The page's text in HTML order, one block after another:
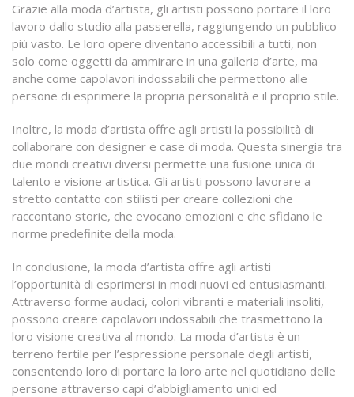
Grazie alla moda d’artista, gli artisti possono portare il loro
lavoro dallo studio alla passerella, raggiungendo un pubblico
più vasto. Le loro opere diventano accessibili a tutti, non
solo come oggetti da ammirare in una galleria d’arte, ma
anche come capolavori indossabili che permettono alle
persone di esprimere la propria personalità e il proprio stile.
Inoltre, la moda d’artista offre agli artisti la possibilità di
collaborare con designer e case di moda. Questa sinergia tra
due mondi creativi diversi permette una fusione unica di
talento e visione artistica. Gli artisti possono lavorare a
stretto contatto con stilisti per creare collezioni che
raccontano storie, che evocano emozioni e che sfidano le
norme predefinite della moda.
In conclusione, la moda d’artista offre agli artisti
l’opportunità di esprimersi in modi nuovi ed entusiasmanti.
Attraverso forme audaci, colori vibranti e materiali insoliti,
possono creare capolavori indossabili che trasmettono la
loro visione creativa al mondo. La moda d’artista è un
terreno fertile per l’espressione personale degli artisti,
consentendo loro di portare la loro arte nel quotidiano delle
persone attraverso capi d’abbigliamento unici ed